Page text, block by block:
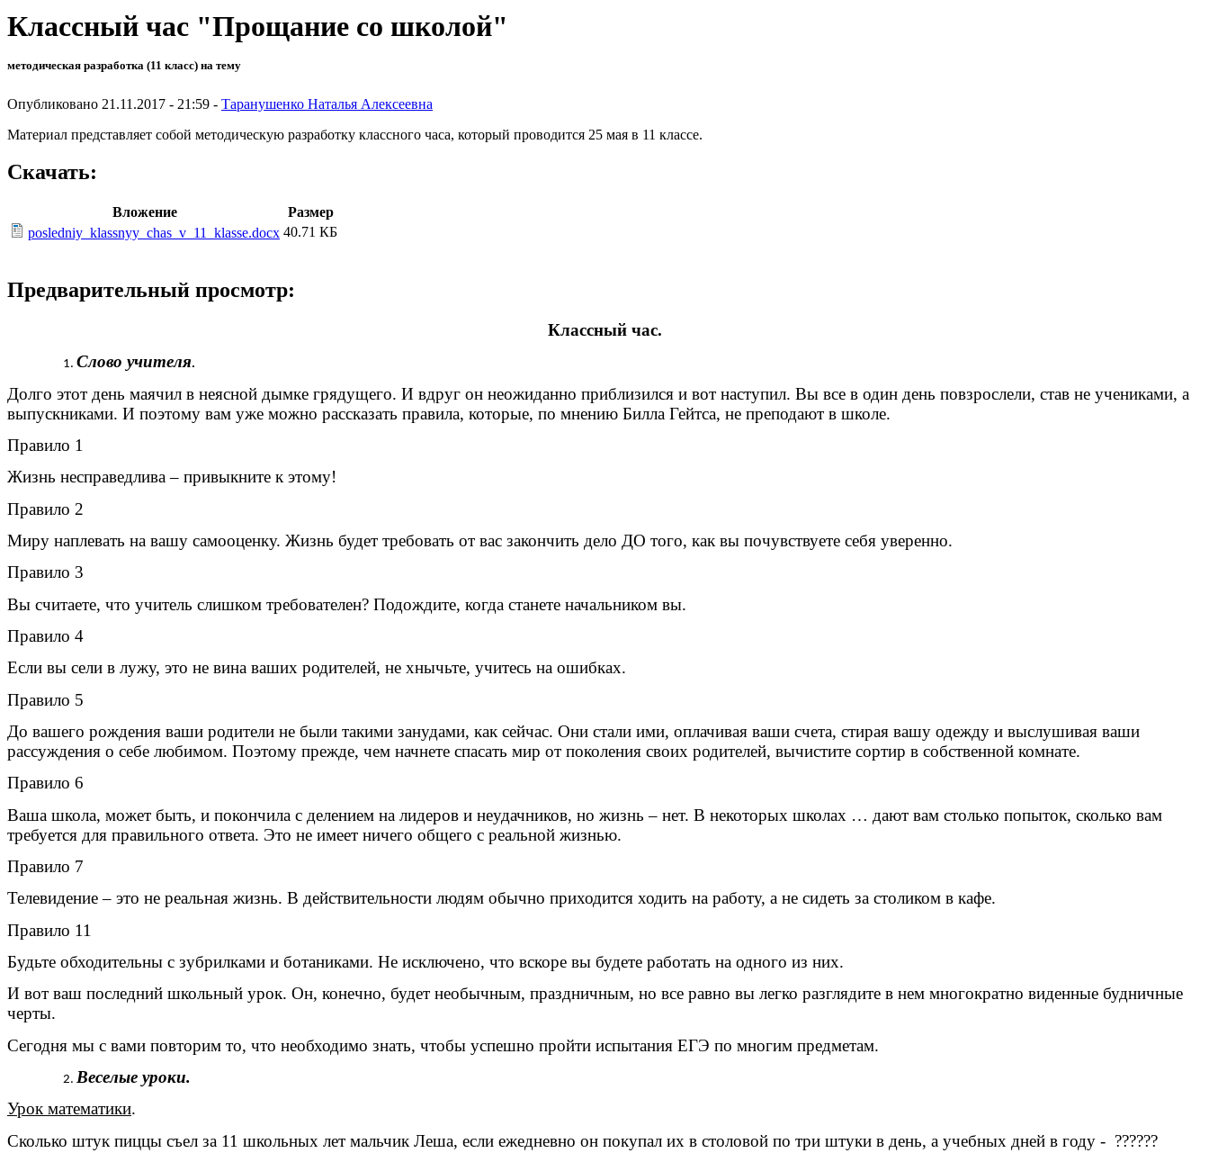
Классный час "Прощание со школой"
методическая разработка (11 класс) на тему
Опубликовано 21.11.2017 - 21:59 - Таранушенко Наталья Алексеевна
Материал представляет собой методическую разработку классного часа, который проводится 25 мая в 11 классе.
Скачать:
Вложение
Размер
posledniy_klassnyy_chas_v_11_klasse.docx 40.71 КБ
Предварительный просмотр:
Классный час.
Слово учителя.
Долго этот день маячил в неясной дымке грядущего. И вдруг он неожиданно приблизился и вот наступил. Вы все в один день повзрослели, став не учениками, а
выпускниками. И поэтому вам уже можно рассказать правила, которые, по мнению Билла Гейтса, не преподают в школе.
Правило 1
Жизнь несправедлива – привыкните к этому!
Правило 2
Миру наплевать на вашу самооценку. Жизнь будет требовать от вас закончить дело ДО того, как вы почувствуете себя уверенно.
Правило 3
Вы считаете, что учитель слишком требователен? Подождите, когда станете начальником вы.
Правило 4
Если вы сели в лужу, это не вина ваших родителей, не хнычьте, учитесь на ошибках.
Правило 5
До вашего рождения ваши родители не были такими занудами, как сейчас. Они стали ими, оплачивая ваши счета, стирая вашу одежду и выслушивая ваши
рассуждения о себе любимом. Поэтому прежде, чем начнете спасать мир от поколения своих родителей, вычистите сортир в собственной комнате.
Правило 6
Ваша школа, может быть, и покончила с делением на лидеров и неудачников, но жизнь – нет. В некоторых школах … дают вам столько попыток, сколько вам
требуется для правильного ответа. Это не имеет ничего общего с реальной жизнью.
Правило 7
Телевидение – это не реальная жизнь. В действительности людям обычно приходится ходить на работу, а не сидеть за столиком в кафе.
Правило 11
Будьте обходительны с зубрилками и ботаниками. Не исключено, что вскоре вы будете работать на одного из них.
И вот ваш последний школьный урок. Он, конечно, будет необычным, праздничным, но все равно вы легко разглядите в нем многократно виденные будничные
черты.
Сегодня мы с вами повторим то, что необходимо знать, чтобы успешно пройти испытания ЕГЭ по многим предметам.
Веселые уроки.
Урок математики.
Сколько штук пиццы съел за 11 школьных лет мальчик Леша, если ежедневно он покупал их в столовой по три штуки в день, а учебных дней в году - ??????